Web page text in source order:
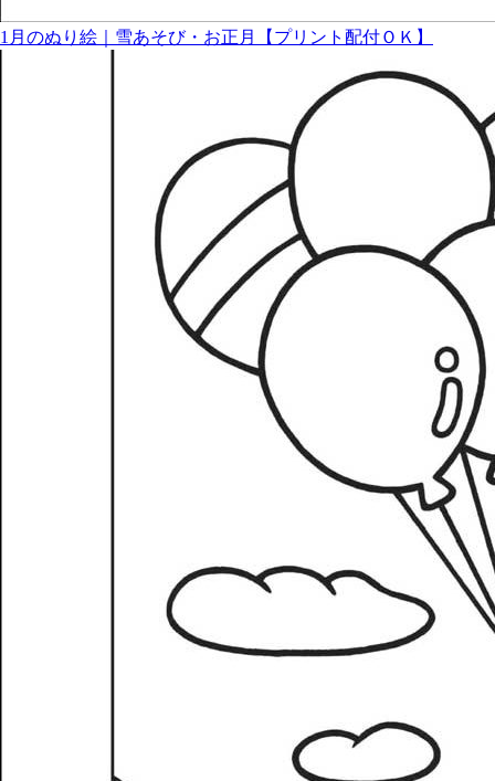
1月のぬり絵｜雪あそび・お正月【プリント配付ＯＫ】